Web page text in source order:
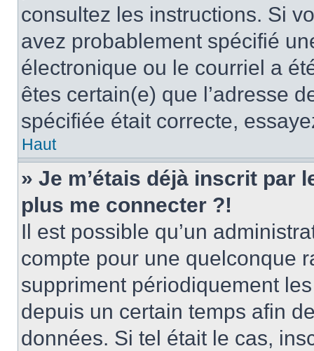
consultez les instructions. Si
avez probablement spécifié
électronique ou le courriel a
êtes certain(e) que l’adresse
spécifiée était correcte,
Haut
» Je m’étais déjà inscrit par
plus me connecter ?!
Il est possible qu’un
compte pour une quelconque
suppriment périodiquement
depuis un certain temps afin
données. Si tel était le cas,